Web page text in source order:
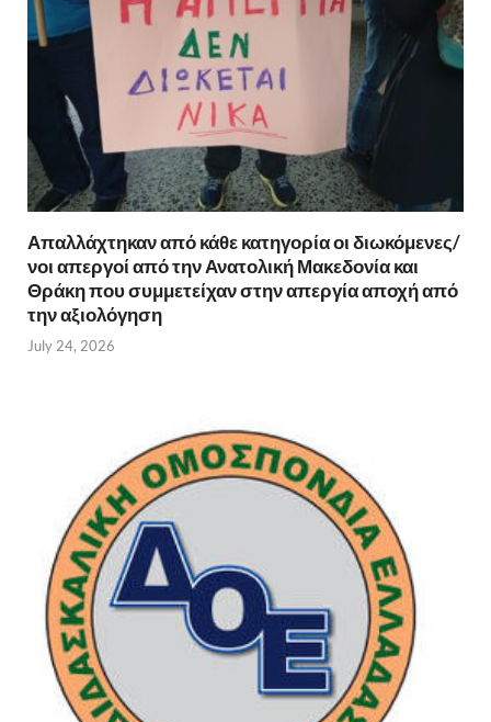
Απαλλάχτηκαν από κάθε κατηγορία οι διωκόμενες/
νοι απεργοί από την Ανατολική Μακεδονία και
Θράκη που συμμετείχαν στην απεργία αποχή από
την αξιολόγηση
July 24, 2026